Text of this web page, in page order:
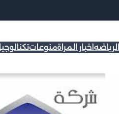
الرياضه اخبار المراةمنوعاتتكنالوجيا